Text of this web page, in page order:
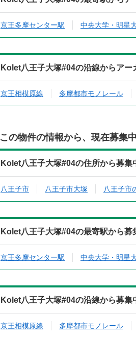
京王多摩センター駅 中央大学・明星
Kolet八王子大塚#04の沿線からアー
京王相模原線 多摩都市モノレール
この物件の情報から、現在募集
Kolet八王子大塚#04の住所から募集
八王子市 八王子市大塚 八王子市
Kolet八王子大塚#04の最寄駅から募
京王多摩センター駅 中央大学・明星
Kolet八王子大塚#04の沿線から募集
京王相模原線 多摩都市モノレール